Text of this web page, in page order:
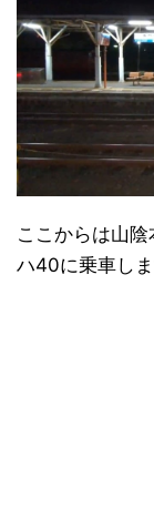
ここからは山
ハ40に乗車しま